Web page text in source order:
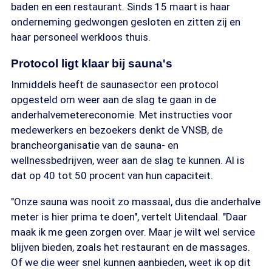
baden en een restaurant. Sinds 15 maart is haar
onderneming gedwongen gesloten en zitten zij en
haar personeel werkloos thuis.
Protocol ligt klaar bij sauna's
Inmiddels heeft de saunasector een protocol
opgesteld om weer aan de slag te gaan in de
anderhalvemetereconomie. Met instructies voor
medewerkers en bezoekers denkt de VNSB, de
brancheorganisatie van de sauna- en
wellnessbedrijven, weer aan de slag te kunnen. Al is
dat op 40 tot 50 procent van hun capaciteit.
"Onze sauna was nooit zo massaal, dus die anderhalve
meter is hier prima te doen", vertelt Uitendaal. "Daar
maak ik me geen zorgen over. Maar je wilt wel service
blijven bieden, zoals het restaurant en de massages.
Of we die weer snel kunnen aanbieden, weet ik op dit